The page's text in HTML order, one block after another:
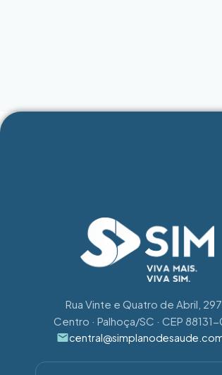
Rua Vinte e Quatro de Abril,
Centro · Palhoça/SC · CEP